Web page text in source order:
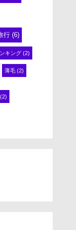
行 (6)
キング (2)
薄毛 (2)
(2)